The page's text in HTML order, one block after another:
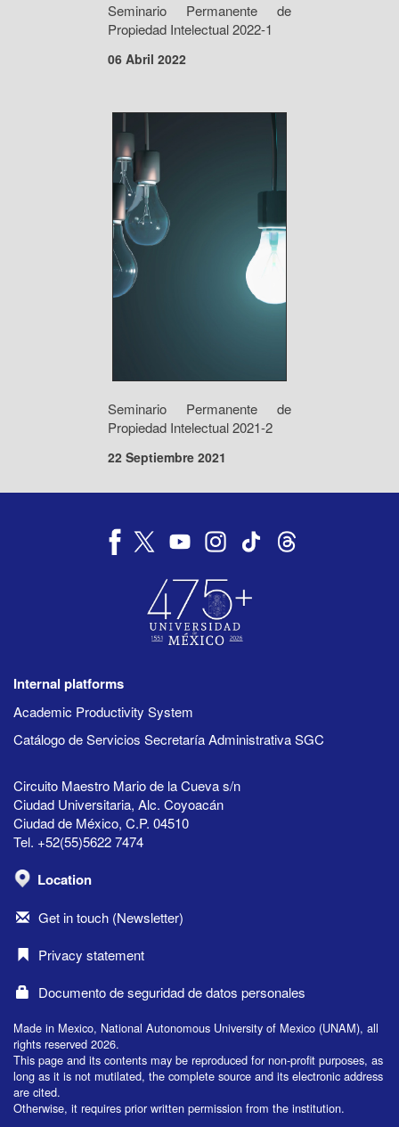
Seminario Permanente de
Propiedad Intelectual 2022-1
06 Abril 2022
Seminario Permanente de
Propiedad Intelectual 2021-2
22 Septiembre 2021
Internal platforms
Academic Productivity System
Catálogo de Servicios Secretaría Administrativa SGC
Circuito Maestro Mario de la Cueva s/n
Ciudad Universitaria, Alc. Coyoacán
Ciudad de México, C.P. 04510
Tel. +52(55)5622 7474
Location
Get in touch (Newsletter)
Privacy statement
Documento de seguridad de datos personales
Made in Mexico, National Autonomous University of Mexico (UNAM), all
rights reserved 2026.
This page and its contents may be reproduced for non-profit purposes, as
long as it is not mutilated, the complete source and its electronic address
are cited.
Otherwise, it requires prior written permission from the institution.